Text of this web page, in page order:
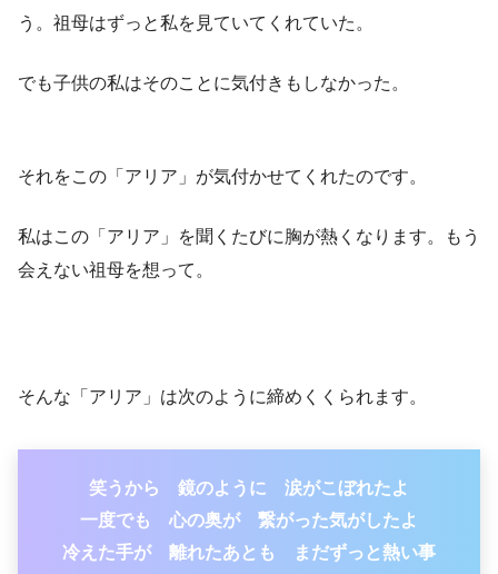
う。祖母はずっと私を見ていてくれていた。
でも子供の私はそのことに気付きもしなかった。
それをこの「アリア」が気付かせてくれたのです。
私はこの「アリア」を聞くたびに胸が熱くなります。もう
会えない祖母を想って。
そんな「アリア」は次のように締めくくられます。
笑うから 鏡のように 涙がこぼれたよ
一度でも 心の奥が 繋がった気がしたよ
冷えた手が 離れたあとも まだずっと熱い事